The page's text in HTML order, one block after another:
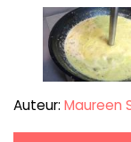
Auteur: Maureen